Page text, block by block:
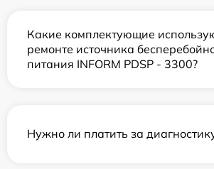
Какие комплектующие
ремонте источника
питания INFORM PDSP - 3300?
Нужно ли платить за